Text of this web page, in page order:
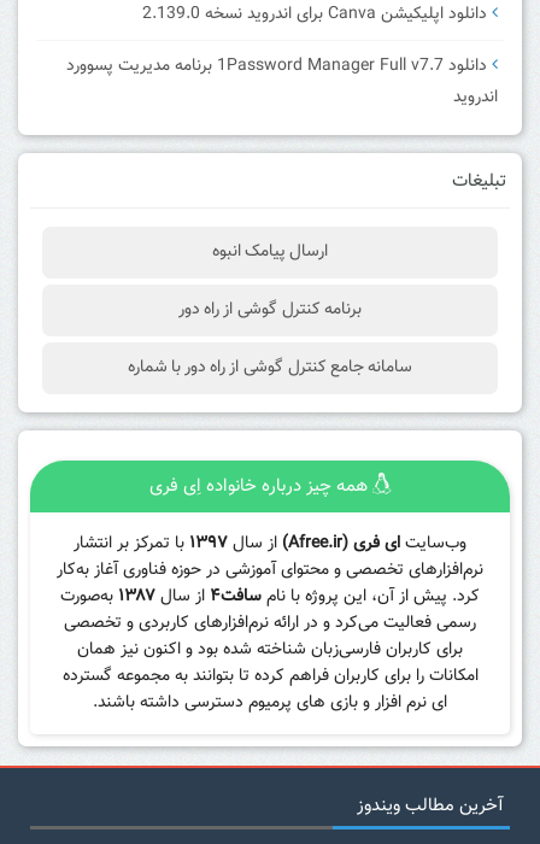
دانلود اپلیکیشن Canva برای اندروید نسخه 2.139.0
دانلود 1Password Manager Full v7.7 برنامه مدیریت پسوورد
اندروید
تبلیغات
ارسال پیامک انبوه
برنامه کنترل گوشی از راه دور
سامانه جامع کنترل گوشی از راه دور با شماره
همه چیز درباره خانواده اِی فری
وب‌سایتای فری (Afree.ir) از سال۱۳۹۷ با تمرکز بر انتشار
نرم‌افزارهای تخصصی و محتوای آموزشی در حوزه فناوری آغاز به‌کار
کرد. پیش از آن، این پروژه با نامسافت۴ از سال۱۳۸۷ به‌صورت
رسمی فعالیت می‌کرد و در ارائه نرم‌افزارهای کاربردی و تخصصی
برای کاربران فارسی‌زبان شناخته شده بود و اکنون نیز همان
امکانات را برای کاربران فراهم کرده تا بتوانند به مجموعه گسترده
ای نرم افزار و بازی های پرمیوم دسترسی داشته باشند.
آخرین مطالب ویندوز